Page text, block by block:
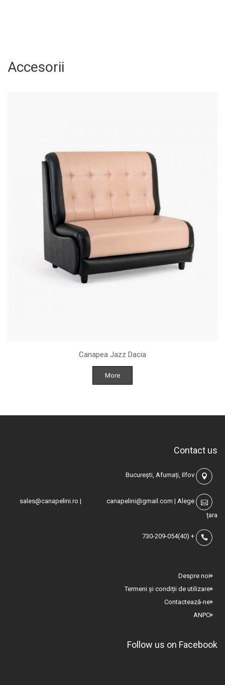
Accesorii
Canapea Jazz Dacia
More
Contact us
sales@canapelini.ro | canapelini@gmail.com | Alege
țara
+
(40)730-209-054
Despre noi
Termeni și condiții de utilizare
Contactează-ne
ANPC
Follow us on Facebook